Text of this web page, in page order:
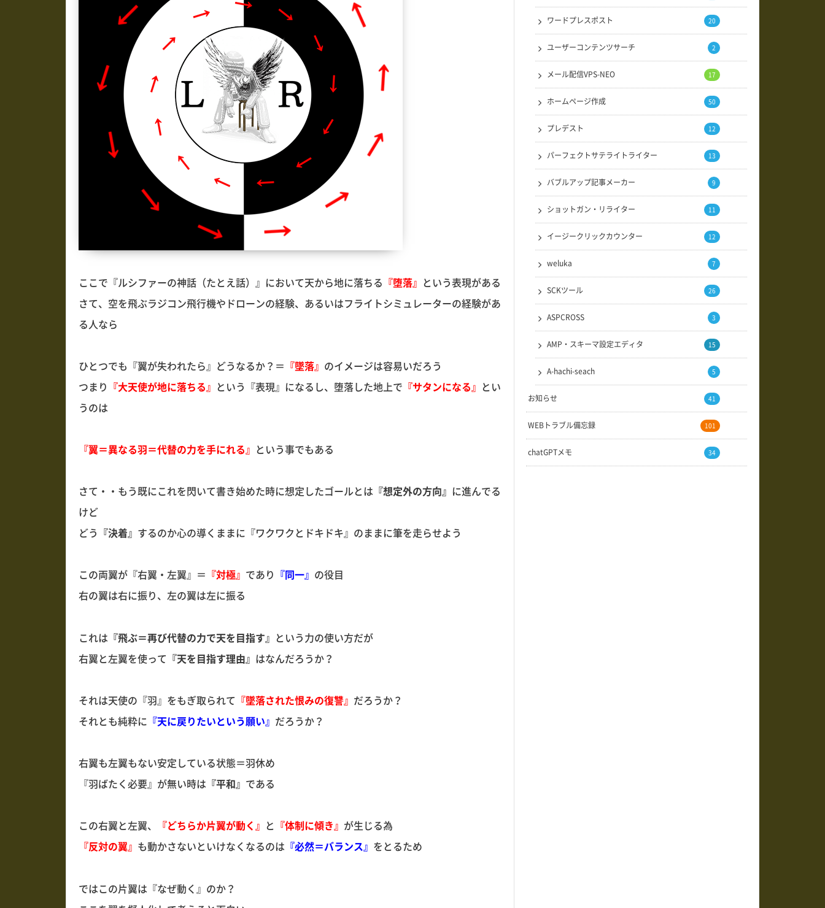
ここで『ルシファーの神話（たとえ話）』において天から地に落ちる 『堕落』 という表現がある
さて、空を飛ぶラジコン飛行機やドローンの経験、あるいはフライトシミュレーターの経験があ
る人なら
ひとつでも『翼が失われたら』どうなるか？＝ 『墜落』 のイメージは容易いだろう
つまり 『大天使が地に落ちる』 という『表現』になるし、堕落した地上で 『サタンになる』 とい
うのは
『翼＝異なる羽＝代替の力を手にれる』 という事でもある
さて・・もう既にこれを閃いて書き始めた時に想定したゴールとは 『想定外の方向』 に進んでる
けど
どう 『決着』 するのか心の導くままに『ワクワクとドキドキ』のままに筆を走らせよう
この両翼が『右翼・左翼』＝ 『対極』 であり 『同一』 の役目
右の翼は右に振り、左の翼は左に振る
これは 『飛ぶ＝再び代替の力で天を目指す』 という力の使い方だが
右翼と左翼を使って 『天を目指す理由』 はなんだろうか？
それは天使の『羽』をもぎ取られて 『墜落された恨みの復讐』 だろうか？
それとも純粋に 『天に戻りたいという願い』 だろうか？
右翼も左翼もない安定している状態＝羽休め
『羽ばたく必要』が無い時は 『平和』 である
この右翼と左翼、 『どちらか片翼が動く』 と 『体制に傾き』 が生じる為
『反対の翼』 も動かさないといけなくなるのは 『必然＝バランス』 をとるため
ではこの片翼は『なぜ動く』のか？
ワードプレスポスト 20
ユーザーコンテンツサーチ 2
メール配信VPS-NEO 17
ホームページ作成 50
プレデスト 12
パーフェクトサテライトライター 13
バブルアップ記事メーカー 9
ショットガン・リライター 11
イージークリックカウンター 12
weluka 7
SCKツール 26
ASPCROSS 3
AMP・スキーマ設定エディタ 15
A-hachi-seach 5
お知らせ 41
WEBトラブル備忘録 101
chatGPTメモ 34